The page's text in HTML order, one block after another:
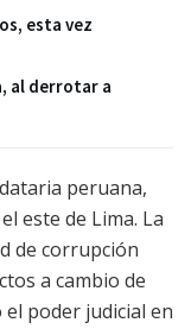
esta vez
al derrotar a
peruana,
este de Lima. La
de corrupción
a cambio de
el poder judicial en